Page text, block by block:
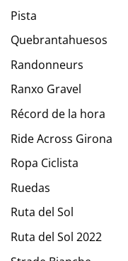
Pista
Quebrantahuesos
Randonneurs
Ranxo Gravel
Récord de la hora
Ride Across Girona
Ropa Ciclista
Ruedas
Ruta del Sol
Ruta del Sol 2022